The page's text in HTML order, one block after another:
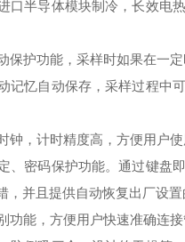
口半导体模块制冷，长效电
保护功能，采样时如果在一
记忆自动保存，采样过程中
钟，计时精度高，方便用户
、密码保护功能。通过键盘
，并且提供自动恢复出厂设置
功能，方便用户快速准确连接